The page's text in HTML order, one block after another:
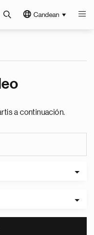
Candean
a continuación.